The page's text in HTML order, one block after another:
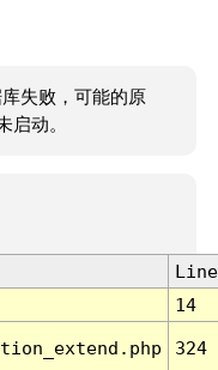
失败，可能的原
启动。
Line
14
324